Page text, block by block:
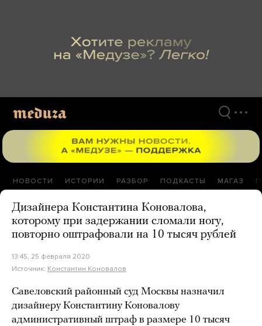
НОВОСТИ ИСТОРИИ РАЗБОР ПОДКАСТЫ МАГАЗ
Дизайнера Константина Коновалова,
которому при задержании сломали ногу,
повторно оштрафовали на 10 тысяч рублей
13:45, 25 февраля 2020
Источник: Константин Коновалов
Савеловский районный суд Москвы назначил
дизайнеру Константину Коновалову
административный штраф в размере 10 тысяч